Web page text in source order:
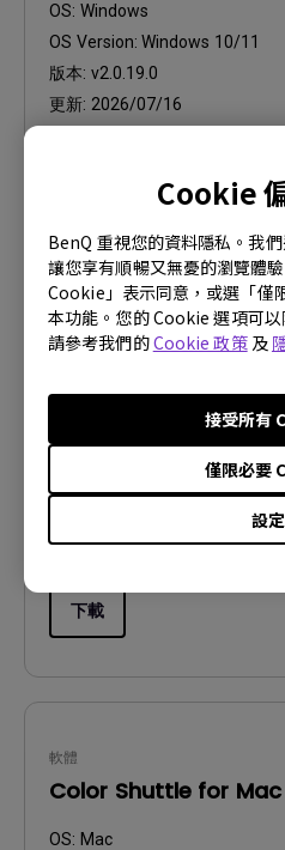
Cookie
BenQ 重視您的資料隱私。我
讓您享有順暢又無憂的瀏覽體
Cookie」表示同意，或選「僅
本功能。您的 Cookie 選項可
請參考我們的Cookie 政策及
設定
僅限必要
接受所有
OS: Windows
OS Version: Windows 10/11
版本: v2.0.19.0
更新: 2026/07/16
軟體
版本:
檔案大小:21.15 KB
下載
軟體
Color Shuttle for Mac
OS: Mac